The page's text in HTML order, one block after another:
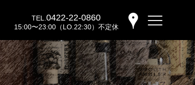
バーウッディTOP
バー ウッディについて
メニュー＆料金
TEL.0422-22-0860
15:00〜23:00（LO.22:30）不定休